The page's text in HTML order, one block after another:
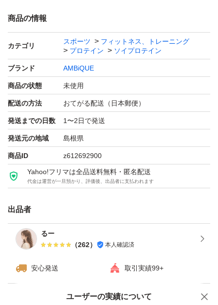
商品の情報
カテゴリ
スポーツ
フィットネス、トレーニング
プロテイン
ソイプロテイン
ブランド AMBiQUE
商品の状態 未使用
配送の方法 おてがる配送（日本郵便）
発送までの日数 1〜2日で発送
発送元の地域 島根県
商品ID z612692900
Yahoo!フリマは全品送料無料・匿名配送
代金は運営が一旦預かり、評価後、出品者に支払われます
出品者
るー
（262） 本人確認済
安心発送 取引実績99+
ユーザーの実績について
価格の相談 商品への質問